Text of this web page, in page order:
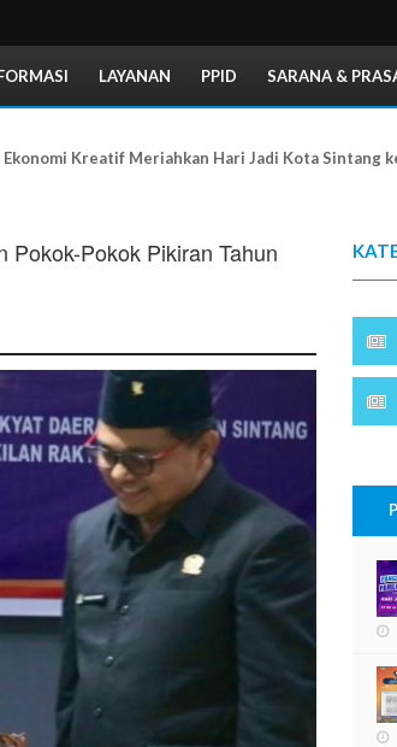
LAYANAN PPID SARANA &
Kreatif Meriahkan Hari Jadi Kota Sintang
Pokok-Pokok Pikiran Tahun